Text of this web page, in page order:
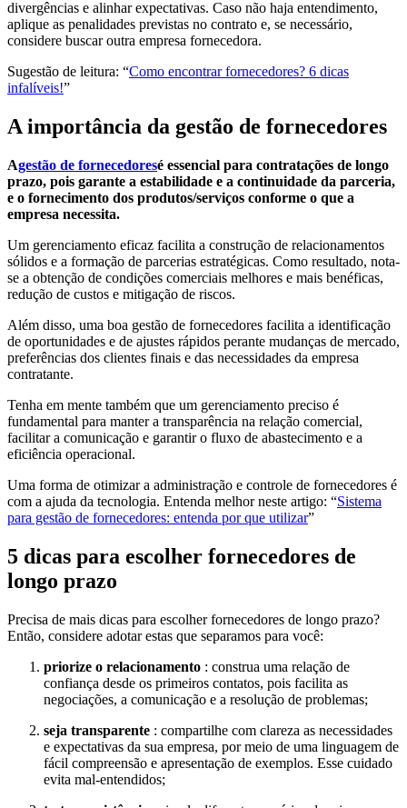
divergências e alinhar expectativas. Caso não haja entendimento,
aplique as penalidades previstas no contrato e, se necessário,
considere buscar outra empresa fornecedora.
Sugestão de leitura: “​​Como encontrar fornecedores? 6 dicas
infalíveis!”
A importância da gestão de fornecedores
Agestão de fornecedoresé essencial para contratações de longo
prazo, pois garante a estabilidade e a continuidade da parceria,
e o fornecimento dos produtos/serviços conforme o que a
empresa necessita.
Um gerenciamento eficaz facilita a construção de relacionamentos
sólidos e a formação de parcerias estratégicas. Como resultado, nota-
se a obtenção de condições comerciais melhores e mais benéficas,
redução de custos e mitigação de riscos.
Além disso, uma boa gestão de fornecedores facilita a identificação
de oportunidades e de ajustes rápidos perante mudanças de mercado,
preferências dos clientes finais e das necessidades da empresa
contratante.
Tenha em mente também que um gerenciamento preciso é
fundamental para manter a transparência na relação comercial,
facilitar a comunicação e garantir o fluxo de abastecimento e a
eficiência operacional.
Uma forma de otimizar a administração e controle de fornecedores é
com a ajuda da tecnologia. Entenda melhor neste artigo: “Sistema
para gestão de fornecedores: entenda por que utilizar”
5 dicas para escolher fornecedores de
longo prazo
Precisa de mais dicas para escolher fornecedores de longo prazo?
Então, considere adotar estas que separamos para você:
priorize o relacionamento : construa uma relação de
confiança desde os primeiros contatos, pois facilita as
negociações, a comunicação e a resolução de problemas;
seja transparente : compartilhe com clareza as necessidades
e expectativas da sua empresa, por meio de uma linguagem de
fácil compreensão e apresentação de exemplos. Esse cuidado
evita mal-entendidos;